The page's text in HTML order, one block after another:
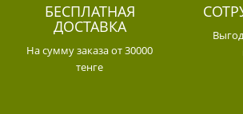
БЕСПЛАТНАЯ
ДОСТАВКА
На сумму заказа от 30000
тенге